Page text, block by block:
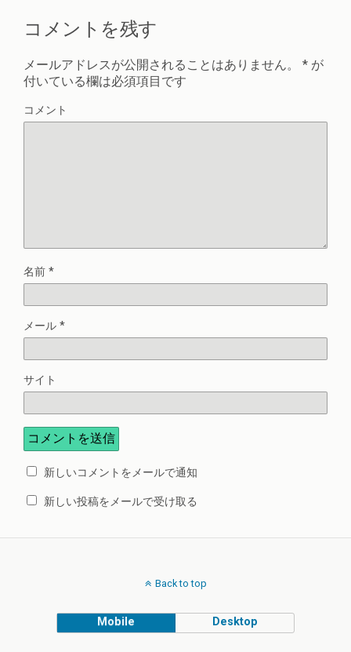
コメントを残す
メールアドレスが公開されることはありません。 * が
付いている欄は必須項目です
コメント
名前 *
メール *
サイト
新しいコメントをメールで通知
新しい投稿をメールで受け取る
Back to top
Mobile Desktop